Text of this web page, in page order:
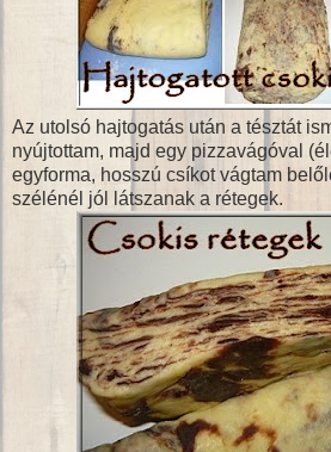
Az utolsó hajtogatás után a tésztát
nyújtottam, majd egy pizzavágóval
egyforma, hosszú csíkot vágtam
szélénél jól látszanak a rétegek.